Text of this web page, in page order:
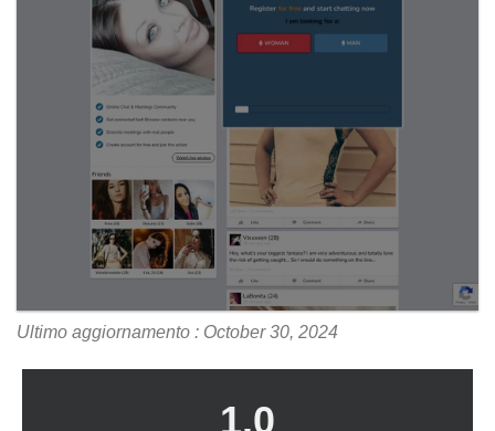
Ultimo aggiornamento : October 30, 2024
1.0